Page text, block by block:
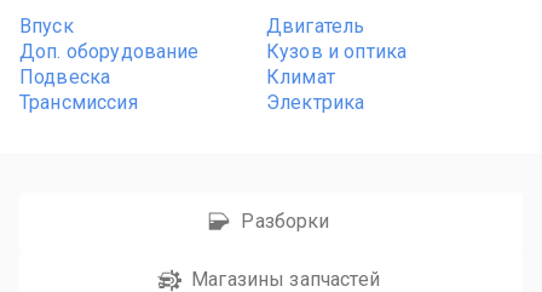
Впуск
Двигатель
Доп. оборудование
Кузов и оптика
Подвеска
Климат
Трансмиссия
Электрика
Разборки
Магазины запчастей